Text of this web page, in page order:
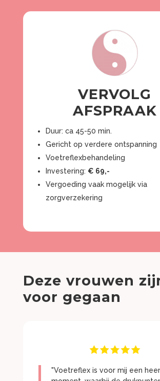
VERVOLG
AFSPRAAK
Duur: ca 45-50 min.
Gericht op verdere ontspanning
Voetreflexbehandeling
Investering: € 69,-
Vergoeding vaak mogelijk via
zorgverzekering
Deze vrouwen
voor gegaan
"Voetreflex is voor mij een